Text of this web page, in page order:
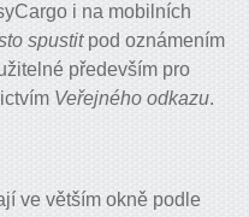
i na mobilních
spustitpod oznámením
především pro
Veřejného odkazu.
ve větším okně podle